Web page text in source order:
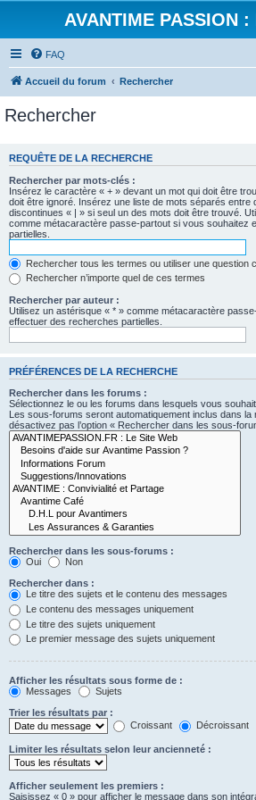
AVANTIME PASSION
FAQ
Accueil du forum Rechercher
Rechercher
REQUÊTE DE LA RECHERCHE
Rechercher par mots-clés :
Insérez le caractère « + » devant un mot qui doit être
doit être ignoré. Insérez une liste de mots séparés entre
discontinues « | » si seul un des mots doit être trouvé.
comme métacaractère passe-partout si vous souhaitez
partielles.
Rechercher tous les termes ou utiliser une question
Rechercher n’importe quel de ces termes
Rechercher par auteur :
Utilisez un astérisque « * » comme métacaractère
effectuer des recherches partielles.
PRÉFÉRENCES DE LA RECHERCHE
Rechercher dans les forums :
Sélectionnez le ou les forums dans lesquels vous
Les sous-forums seront automatiquement inclus dans
désactivez pas l’option « Rechercher dans les sous-
Rechercher dans les sous-forums :
Oui
Non
Rechercher dans :
Le titre des sujets et le contenu des messages
Le contenu des messages uniquement
Le titre des sujets uniquement
Le premier message des sujets uniquement
Afficher les résultats sous forme de :
Messages
Sujets
Trier les résultats par :
Croissant
Décroissant
Limiter les résultats selon leur ancienneté :
Afficher seulement les premiers :
Saisissez « 0 » pour afficher le message dans son